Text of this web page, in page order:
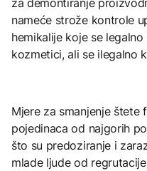
za demontiranje
nameće strože kontrole
hemikalije koje se
kozmetici, ali se ilegalno
Mjere za smanjenje štete
pojedinaca od najgorih
što su predoziranje i
mlade ljude od